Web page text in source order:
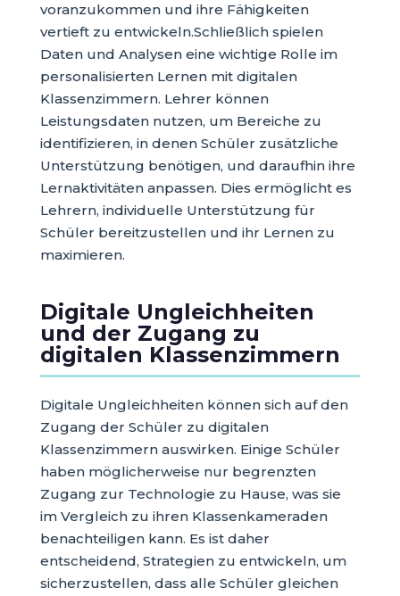
voranzukommen und ihre Fähigkeiten
vertieft zu entwickeln.Schließlich spielen
Daten und Analysen eine wichtige Rolle im
personalisierten Lernen mit digitalen
Klassenzimmern. Lehrer können
Leistungsdaten nutzen, um Bereiche zu
identifizieren, in denen Schüler zusätzliche
Unterstützung benötigen, und daraufhin ihre
Lernaktivitäten anpassen. Dies ermöglicht es
Lehrern, individuelle Unterstützung für
Schüler bereitzustellen und ihr Lernen zu
maximieren.
Digitale Ungleichheiten
und der Zugang zu
digitalen Klassenzimmern
Digitale Ungleichheiten können sich auf den
Zugang der Schüler zu digitalen
Klassenzimmern auswirken. Einige Schüler
haben möglicherweise nur begrenzten
Zugang zur Technologie zu Hause, was sie
im Vergleich zu ihren Klassenkameraden
benachteiligen kann. Es ist daher
entscheidend, Strategien zu entwickeln, um
sicherzustellen, dass alle Schüler gleichen